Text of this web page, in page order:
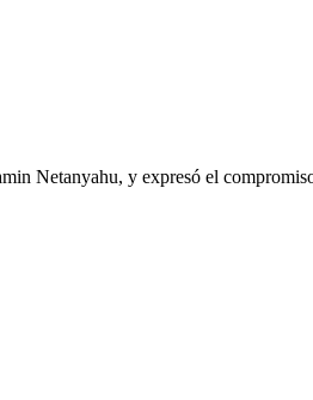
Netanyahu, y expresó el